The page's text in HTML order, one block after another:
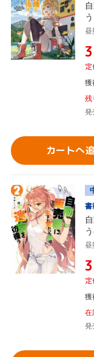
昼
獲
残
発
カートへ
書
昼
獲
在
発